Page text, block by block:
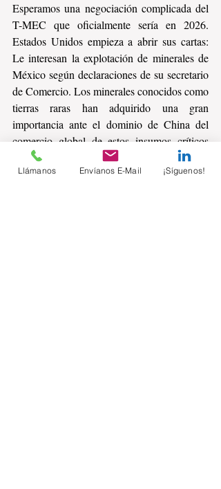
Esperamos una negociación complicada del
T-MEC que oficialmente sería en 2026.
Estados Unidos empieza a abrir sus cartas:
Le interesan la explotación de minerales de
México según declaraciones de su secretario
de Comercio. Los minerales conocidos como
tierras raras han adquirido una gran
importancia ante el dominio de China del
comercio global de estos insumos críticos
para diferentes industrias, incluyendo la
militar.
Llámanos Envíanos E-Mail ¡Síguenos!